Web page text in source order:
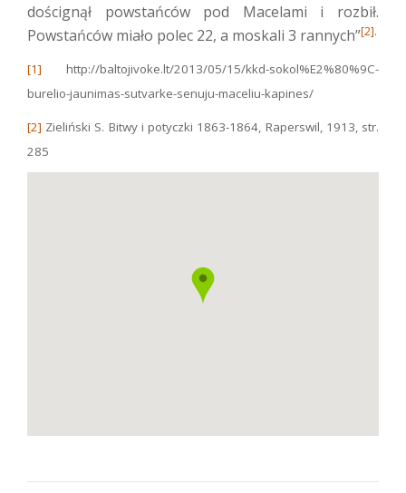
doścignął powstańców pod Macelami i rozbił.
Powstańców miało polec 22, a moskali 3 rannych”[2].
[1] http://baltojivoke.lt/2013/05/15/kkd-sokol%E2%80%9C-
burelio-jaunimas-sutvarke-senuju-maceliu-kapines/
[2] Zieliński S. Bitwy i potyczki 1863-1864, Raperswil, 1913, str.
285